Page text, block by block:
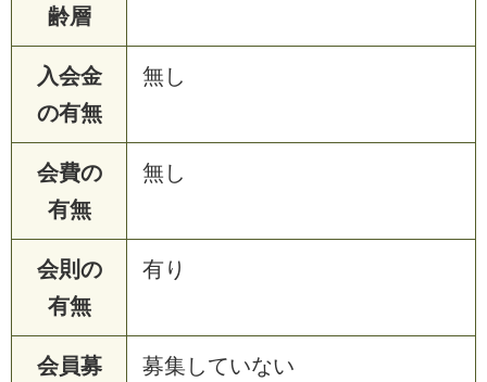
齢層
入会金
の有無
無し
会費の
有無
無し
会則の
有無
有り
会員募
募集していない